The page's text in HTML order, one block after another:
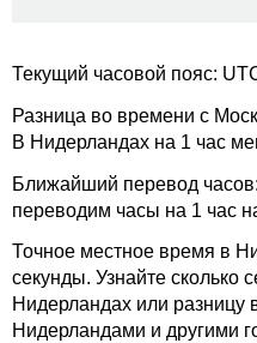
Текущий часовой пояс:
Разница во времени с
В Нидерландах на 1 час
Ближайший перевод
переводим часы на 1 час
Точное местное время в
секунды. Узнайте сколько
Нидерландах или разницу
Нидерландами и другими